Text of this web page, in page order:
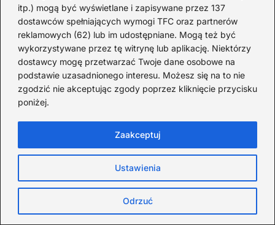
itp.) mogą być wyświetlane i zapisywane przez 137
dostawców spełniających wymogi TFC oraz partnerów
reklamowych (62) lub im udostępniane. Mogą też być
wykorzystywane przez tę witrynę lub aplikację. Niektórzy
dostawcy mogę przetwarzać Twoje dane osobowe na
podstawie uzasadnionego interesu. Możesz się na to nie
zgodzić nie akceptując zgody poprzez kliknięcie przycisku
poniżej.
Ustawienia
Odrzuć
Zaakceptuj
Lot z Polski na Zanzibar: ile
trwa i jakie są przesiadki
2026-08-04
Ile trwa lot do Albanii:
godziny przelotu z Polski do